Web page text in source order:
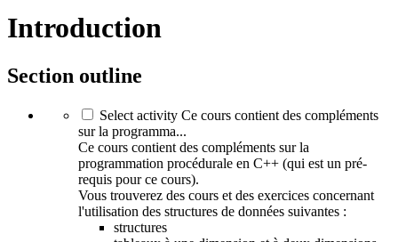
Introduction
Section outline
Select activity Ce cours contient des compléments
sur la programma...
Ce cours contient des compléments sur la
programmation procédurale en C++ (qui est un pré-
requis pour ce cours).
Vous trouverez des cours et des exercices concernant
l'utilisation des structures de données suivantes :
structures